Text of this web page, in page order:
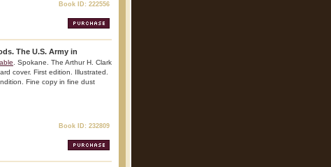
Book ID: 222556
The U.S. Army in
. Spokane. The Arthur H. Clark
cover. First edition. Illustrated.
Fine copy in fine dust
Book ID: 232809